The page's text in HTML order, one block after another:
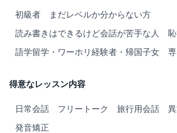
初級者
まだレベルか分からない方
読み書きはできるけど会話が苦手な人
語学留学・ワーホリ経験者・帰国子女
得意なレッスン内容
日常会話 フリートーク 旅行用会話
発音矯正